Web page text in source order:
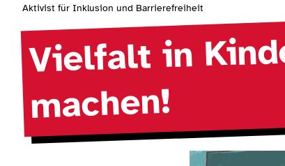
Aktivist für Inklusion und Barrierefreiheit
Vielfalt in
machen!